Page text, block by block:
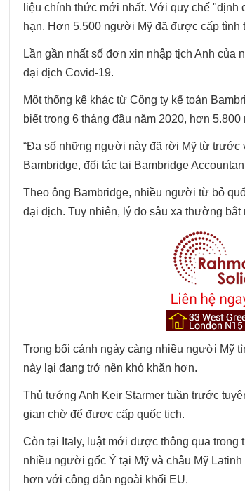
liệu chính thức mới nhất. Với quy chế
hạn. Hơn 5.500 người Mỹ đã được cấp tình
Lần gần nhất số đơn xin nhập tịch Anh của
đại dịch Covid-19.
Một thống kê khác từ Công ty kế toán
biết trong 6 tháng đầu năm 2020, hơn
“Đa số những người này đã rời Mỹ từ trước
Bambridge, đối tác tại Bambridge
Theo ông Bambridge, nhiều người từ bỏ
đại dịch. Tuy nhiên, lý do sâu xa thường
Trong bối cảnh ngày càng nhiều người Mỹ
này lại đang trở nên khó khăn hơn.
Thủ tướng Anh Keir Starmer tuần trước
gian chờ để được cấp quốc tịch.
Còn tại Italy, luật mới được thông qua
nhiều người gốc Ý tại Mỹ và châu Mỹ
hơn với công dân ngoài khối EU.